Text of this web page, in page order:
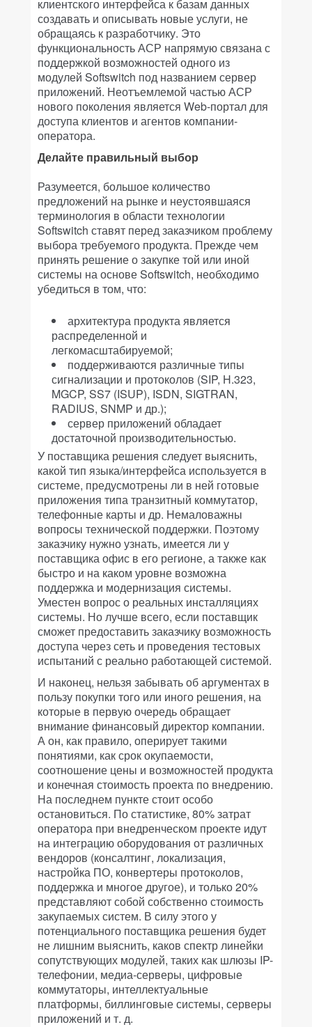
клиентского интерфейса к базам данных
создавать и описывать новые услуги, не
обращаясь к разработчику. Это
функциональность АСР напрямую связана с
поддержкой возможностей одного из
модулей Softswitch под названием сервер
приложений. Неотъемлемой частью АСР
нового поколения является Web-портал для
доступа клиентов и агентов компании-
оператора.
Делайте правильный выбор
Разумеется, большое количество
предложений на рынке и неустоявшаяся
терминология в области технологии
Softswitch ставят перед заказчиком проблему
выбора требуемого продукта. Прежде чем
принять решение о закупке той или иной
системы на основе Softswitch, необходимо
убедиться в том, что:
архитектура продукта является
распределенной и
легкомасштабируемой;
поддерживаются различные типы
сигнализации и протоколов (SIP, H.323,
MGCP, SS7 (ISUP), ISDN, SIGTRAN,
RADIUS, SNMP и др.);
сервер приложений обладает
достаточной производительностью.
У поставщика решения следует выяснить,
какой тип языка/интерфейса используется в
системе, предусмотрены ли в ней готовые
приложения типа транзитный коммутатор,
телефонные карты и др. Немаловажны
вопросы технической поддержки. Поэтому
заказчику нужно узнать, имеется ли у
поставщика офис в его регионе, а также как
быстро и на каком уровне возможна
поддержка и модернизация системы.
Уместен вопрос о реальных инсталляциях
системы. Но лучше всего, если поставщик
сможет предоставить заказчику возможность
доступа через сеть и проведения тестовых
испытаний с реально работающей системой.
И наконец, нельзя забывать об аргументах в
пользу покупки того или иного решения, на
которые в первую очередь обращает
внимание финансовый директор компании.
А он, как правило, оперирует такими
понятиями, как срок окупаемости,
соотношение цены и возможностей продукта
и конечная стоимость проекта по внедрению.
На последнем пункте стоит особо
остановиться. По статистике, 80% затрат
оператора при внедренческом проекте идут
на интеграцию оборудования от различных
вендоров (консалтинг, локализация,
настройка ПО, конвертеры протоколов,
поддержка и многое другое), и только 20%
представляют собой собственно стоимость
закупаемых систем. В силу этого у
потенциального поставщика решения будет
не лишним выяснить, каков спектр линейки
сопутствующих модулей, таких как шлюзы IP-
телефонии, медиа-серверы, цифровые
коммутаторы, интеллектуальные
платформы, биллинговые системы, серверы
приложений и т. д.